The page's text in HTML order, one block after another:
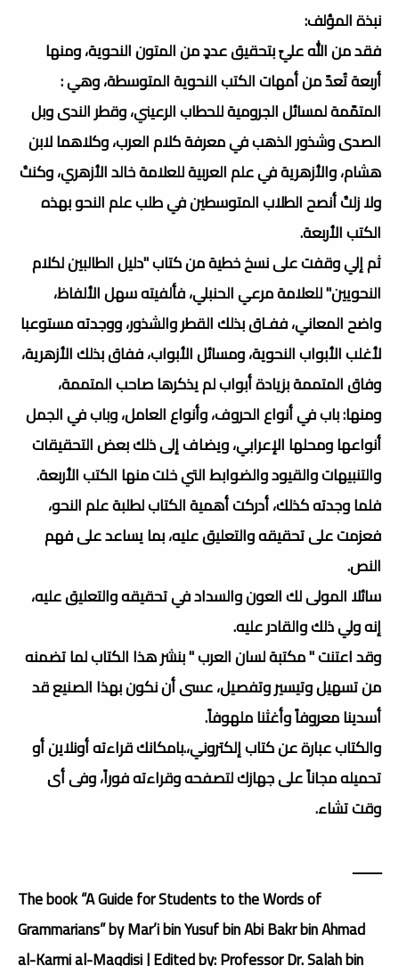
نبذة المؤلف:
فقد من الله عليّ بتحقيق عددٍ من المتون النحوية، ومنها
أربعة تُعدّ من أمهات الكتب النحوية المتوسطة، وهي :
المتمّمة لمسائل الجرومية للحطاب الرعيني، وقطر الندى وبل
الصدى وشذور الذهب في معرفة كلام العرب، وكلاهما لابن
هشام، والأزهرية في علم العربية للعلامة خالد الأزهري، وكنتُ
ولا زلتُ أنصح الطلاب المتوسطين في طلب علم النحو بهذه
الكتب الأربعة.
ثم إلي وقفت على نسخ خطية من كتاب "دليل الطالبين لكلام
النحويين" للعلامة مرعي الحنبلي، فألفيته سهل الألفاظ،
واضح المعاني، ففـاق بذلك القطر والشذور، ووجدته مستوعبا
لأغلب الأبواب النحوية، ومسائل الأبواب، ففاق بذلك الأزهرية،
وفاق المتممة بزيادة أبواب لم يذكرها صاحب المتممة،
ومنها: باب في أنواع الحروف، وأنواع العامل، وباب في الجمل
أنواعها ومحلها الإعرابي، ويضاف إلى ذلك بعض التحقيقات
والتنبيهات والقيود والضوابط التي خلت منها الكتب الأربعة.
فلما وجدته كذلك، أدركت أهمية الكتاب لطلبة علم النحو،
فعزمت على تحقيقه والتعليق عليه، بما يساعد على فهم
النص.
سائلا المولى لك العون والسداد في تحقيقه والتعليق عليه،
إنه ولي ذلك والقادر عليه.
وقد اعتنت " مكتبة لسان العرب " بنشر هذا الكتاب لما تضمنه
من تسهيل وتيسير وتفصيل، عسى أن نكون بهذا الصنيع قد
أسدينا معروفاً وأغثنا ملهوفاً.
والكتاب عبارة عن كتاب إلكتروني،.بامكانك قراءته أونلاين أو
تحميله مجاناً على جهازك لتصفحه وقراءته فوراً، وفى أى
وقت تشاء.
ــــــــ
The book “A Guide for Students to the Words of
Grammarians” by Mar’i bin Yusuf bin Abi Bakr bin Ahmad
al-Karmi al-Maqdisi | Edited by: Professor Dr. Salah bin